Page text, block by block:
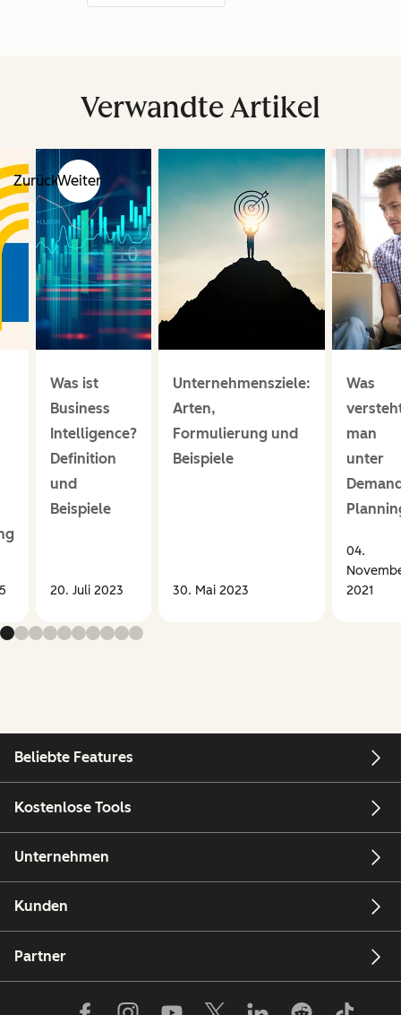
Verwandte Artikel
ZurückWeiter
Was ist
Business
Intelligence?
Definition
und
Beispiele
20. Juli 2023
Unternehmensziele:
Arten,
Formulierung und
Beispiele
30. Mai 2023
Was
man
unter
04.
2021
Beliebte Features
Kostenlose Tools
Unternehmen
Kunden
Partner